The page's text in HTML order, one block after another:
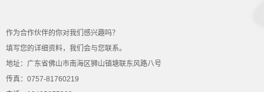
作为合作伙伴的你对我们感兴趣吗？
填写您的详细资料，我们会与您联系。
地址：广东省佛山市南海区狮山镇塘联东风路八号
传真：0757-81760219